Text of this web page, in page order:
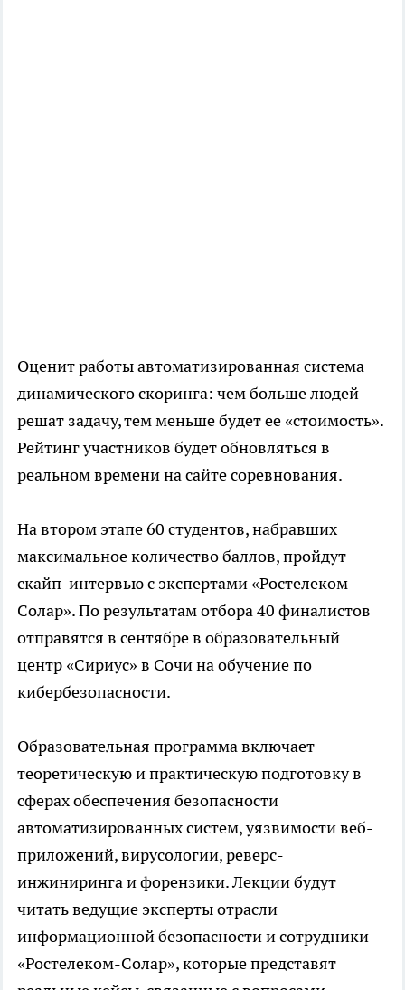
Оценит работы автоматизированная система
динамического скоринга: чем больше людей
решат задачу, тем меньше будет ее «стоимость».
Рейтинг участников будет обновляться в
реальном времени на сайте соревнования.
На втором этапе 60 студентов, набравших
максимальное количество баллов, пройдут
скайп-интервью с экспертами «Ростелеком-
Солар». По результатам отбора 40 финалистов
отправятся в сентябре в образовательный
центр «Сириус» в Сочи на обучение по
кибербезопасности.
Образовательная программа включает
теоретическую и практическую подготовку в
сферах обеспечения безопасности
автоматизированных систем, уязвимости веб-
приложений, вирусологии, реверс-
инжиниринга и форензики. Лекции будут
читать ведущие эксперты отрасли
информационной безопасности и сотрудники
«Ростелеком-Солар», которые представят